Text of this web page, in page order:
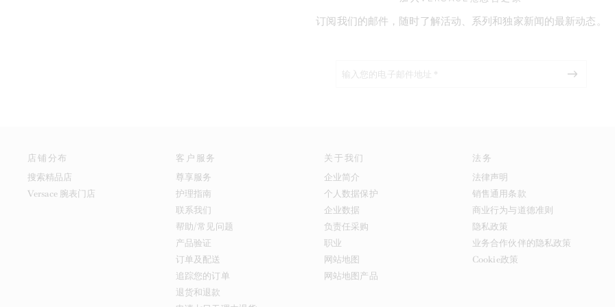
订阅我们的邮件，随时了解活动、系列和独家新闻的最新动态。
店铺分布
搜索精品店
Versace 腕表门店
客户服务
尊享服务
护理指南
联系我们
帮助/常见问题
产品验证
订单及配送
追踪您的订单
退货和退款
关于我们
企业简介
个人数据保护
企业数据
负责任采购
职业
网站地图
网站地图产品
法务
法律声明
销售通用条款
商业行为与道德准则
隐私政策
业务合作伙伴的隐私政策
Cookie政策